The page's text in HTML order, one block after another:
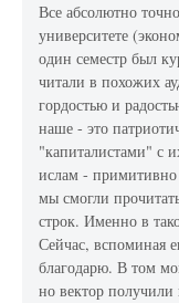
Все абсолютно
университете
один семестр был
читали в похожих
гордостью и
наше - это
"капиталистами" с
ислам -
мы смогли
строк. Именно в
Сейчас, вспоминая
благодарю. В том
но вектор